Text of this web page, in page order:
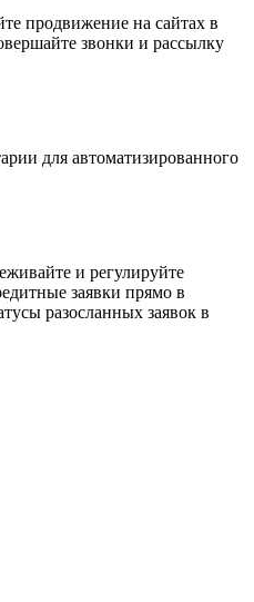
продвижение на сайтах в
звонки и рассылку
для автоматизированного
и регулируйте
заявки прямо в
разосланных заявок в